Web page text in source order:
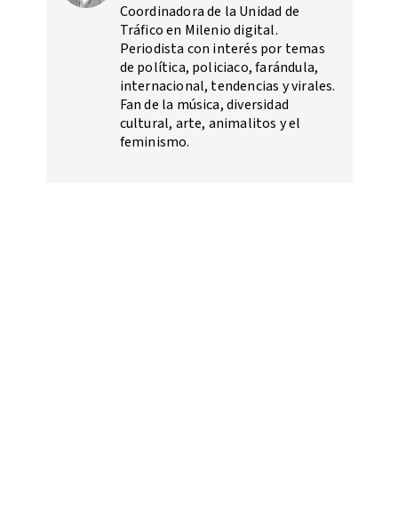
Coordinadora de la Unidad de
Tráfico en Milenio digital.
Periodista con interés por temas
de política, policiaco, farándula,
internacional, tendencias y virales.
Fan de la música, diversidad
cultural, arte, animalitos y el
feminismo.